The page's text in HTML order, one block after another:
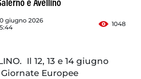
e Avellino
giugno 2026
1048
Il 12, 13 e 14 giugno
Europee